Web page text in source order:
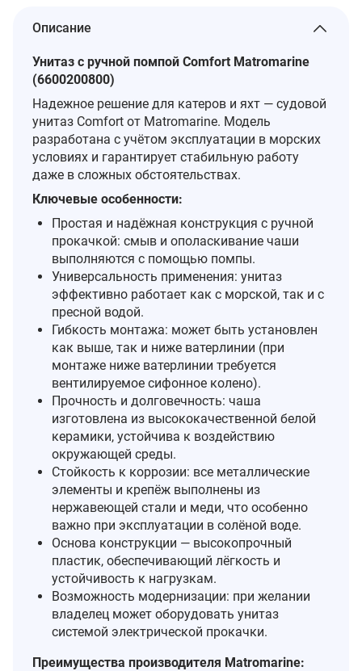
Описание
Унитаз с ручной помпой Comfort Matromarine
(6600200800)
Надежное решение для катеров и яхт — судовой
унитаз Comfort от Matromarine. Модель
разработана с учётом эксплуатации в морских
условиях и гарантирует стабильную работу
даже в сложных обстоятельствах.
Ключевые особенности:
Простая и надёжная конструкция с ручной
прокачкой: смыв и ополаскивание чаши
выполняются с помощью помпы.
Универсальность применения: унитаз
эффективно работает как с морской, так и с
пресной водой.
Гибкость монтажа: может быть установлен
как выше, так и ниже ватерлинии (при
монтаже ниже ватерлинии требуется
вентилируемое сифонное колено).
Прочность и долговечность: чаша
изготовлена из высококачественной белой
керамики, устойчива к воздействию
окружающей среды.
Стойкость к коррозии: все металлические
элементы и крепёж выполнены из
нержавеющей стали и меди, что особенно
важно при эксплуатации в солёной воде.
Основа конструкции — высокопрочный
пластик, обеспечивающий лёгкость и
устойчивость к нагрузкам.
Возможность модернизации: при желании
владелец может оборудовать унитаз
системой электрической прокачки.
Преимущества производителя Matromarine: